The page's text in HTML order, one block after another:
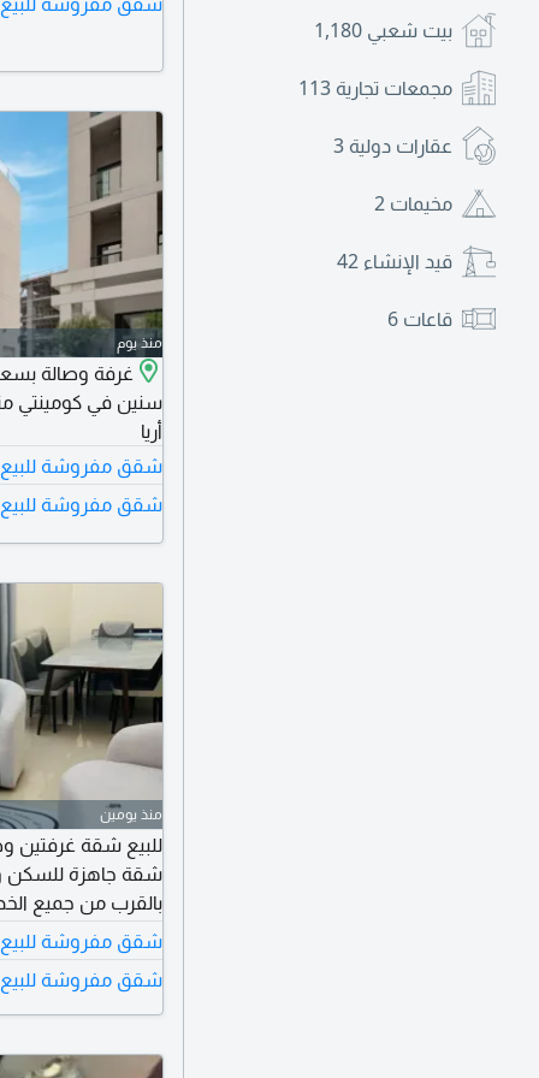
بيت شعبي 1,180
مجمعات تجارية 113
عقارات دولية 3
مخيمات 2
قيد الإنشاء 42
قاعات 6
منذ يوم
سنين في كومينتي
أريا
شقق مفروشة للبيع
شقق مفروشة للبيع
منذ يومين
شقة جاهزة للسكن
كود العقار
شقق مفروشة
شقق مفروشة للبيع